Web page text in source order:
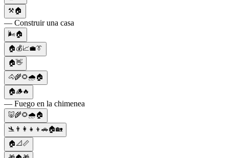
⚒️🏠
— Construir una casa
🌬️🏠
🏠💰📈💼👔
🏠👋
🐴🌾🌻🌧️🏠
🏠🪵🔥
— Fuego en la chimenea
🐷🌾🌻🌧️🏠
🛬👨‍👩‍👧‍👦🚗🏠🏡
🏠📐📏